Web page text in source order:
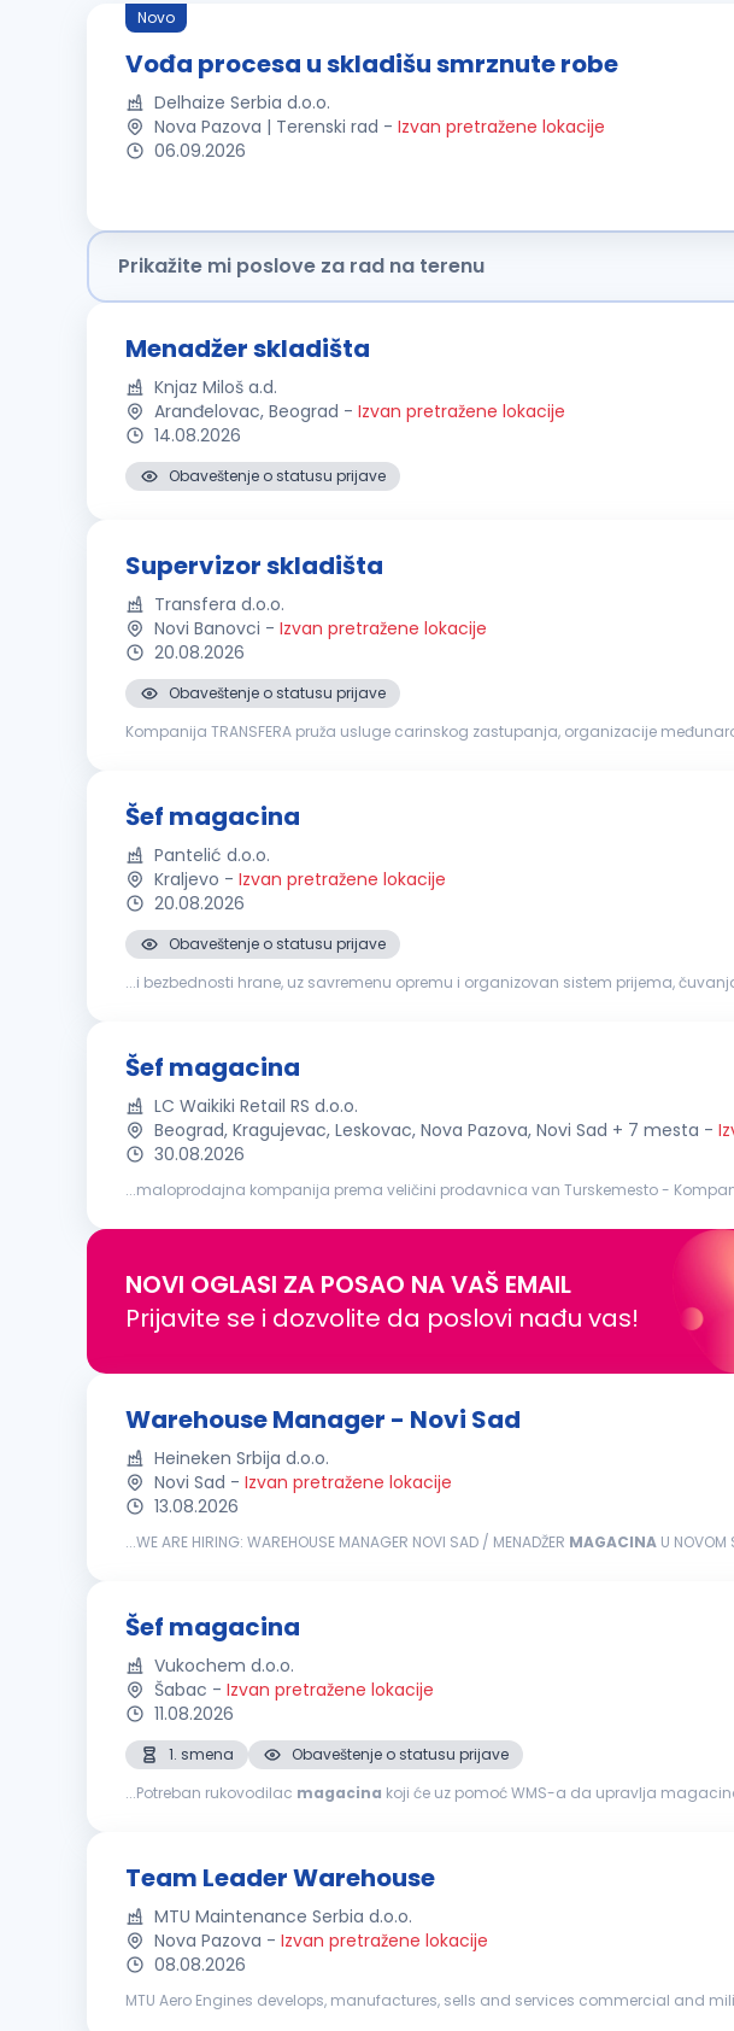
Novo
Vođa procesa u skladišu smrznute robe
Delhaize Serbia d.o.o.
Nova Pazova | Terenski rad - Izvan pretražene lokacije
06.09.2026
Prikažite mi poslove za rad na terenu
Menadžer skladišta
Knjaz Miloš a.d.
Aranđelovac, Beograd - Izvan pretražene lokacije
14.08.2026
Obaveštenje o statusu prijave
Supervizor skladišta
Transfera d.o.o.
Novi Banovci - Izvan pretražene lokacije
20.08.2026
Obaveštenje o statusu prijave
Kompanija TRANSFERA pruža usluge carinskog zastupanja, organizacije
Šef magacina
Pantelić d.o.o.
Kraljevo - Izvan pretražene lokacije
20.08.2026
Obaveštenje o statusu prijave
...i bezbednosti hrane, uz savremenu opremu i organizovan sistem prijema,
Šef magacina
LC Waikiki Retail RS d.o.o.
Beograd, Kragujevac, Leskovac, Nova Pazova, Novi Sad + 7 mesta -
30.08.2026
...maloprodajna kompanija prema veličini prodavnica van Turskemesto - Kompanija sa najvećom
NOVI OGLASI ZA POSAO NA VAŠ EMAIL
Prijavite se i dozvolite da poslovi nađu vas!
Warehouse Manager - Novi Sad
Heineken Srbija d.o.o.
Novi Sad - Izvan pretražene lokacije
13.08.2026
...WE ARE HIRING: WAREHOUSE MANAGER NOVI SAD / MENADŽER MAGACINA U
Šef magacina
Vukochem d.o.o.
Šabac - Izvan pretražene lokacije
11.08.2026
1. smena
Obaveštenje o statusu prijave
...Potreban rukovodilac magacina koji će uz pomoć WMS-a da upravlja
Team Leader Warehouse
MTU Maintenance Serbia d.o.o.
Nova Pazova - Izvan pretražene lokacije
08.08.2026
MTU Aero Engines develops, manufactures, sells and services commercial and